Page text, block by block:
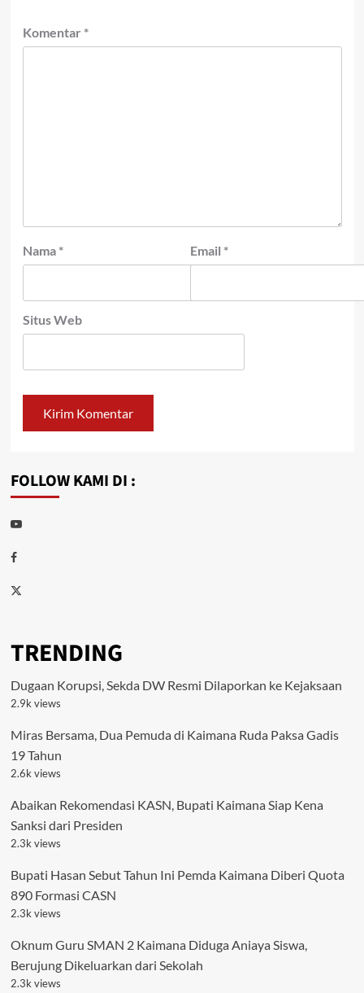
Komentar *
Nama * Email *
Situs Web
FOLLOW KAMI DI :
Youtube
Facebook
Twitter
TRENDING
Dugaan Korupsi, Sekda DW Resmi Dilaporkan ke Kejaksaan
2.9k views
Miras Bersama, Dua Pemuda di Kaimana Ruda Paksa Gadis
19 Tahun
2.6k views
Abaikan Rekomendasi KASN, Bupati Kaimana Siap Kena
Sanksi dari Presiden
2.3k views
Bupati Hasan Sebut Tahun Ini Pemda Kaimana Diberi Quota
890 Formasi CASN
2.3k views
Oknum Guru SMAN 2 Kaimana Diduga Aniaya Siswa,
Berujung Dikeluarkan dari Sekolah
2.3k views